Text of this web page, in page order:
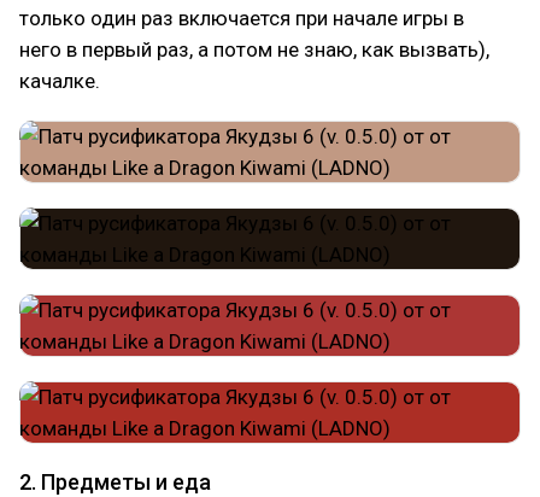
только один раз включается при начале игры в
него в первый раз, а потом не знаю, как вызвать),
качалке.
2. Предметы и еда